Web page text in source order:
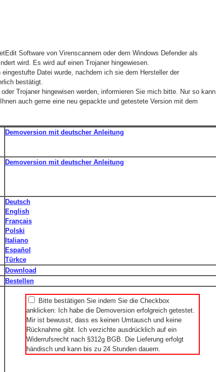
Software von Virenscannern oder dem Windows Defender als
wird. Es wird auf einen Trojaner hingewiesen.
Datei wurde, nachdem ich sie dem Hersteller der
bestätigt.
Trojaner hingewisen werden, informieren Sie mich bitte. Nur so kann
auch gerne eine neu gepackte und getestete Version mit dem
Demoversion mit deutscher Anleitung
Demoversion mit deutscher Anleitung
Deutsch
English
Français
Polski
Italiano
Español
Türkce
Download
Bestellen
Bitte bestätigen Sie indem Sie die Checkbox
anklicken: Ich habe die Demoversion erfolgreich getestet.
Mir ist bewusst, dass es keinen Umtausch und keine
Rücknahme gibt. Ich verzichte ausdrücklich auf ein
Widerrufsrecht nach §312g BGB. Die Lieferung erfolgt
händisch und kann bis zu 24 Stunden dauern.